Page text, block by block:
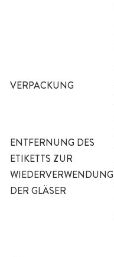
VERPACKUNG
ENTFERNUNG DES
ETIKETTS ZUR
WIEDERVERWENDUNG
DER GLÄSER